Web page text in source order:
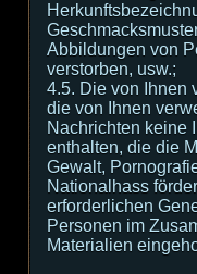
Abbildungen von
verstorben, usw.;
4.5. Die von Ihnen
die von Ihnen
Nachrichten keine
enthalten, die die
Gewalt,
Nationalhass
erforderlichen
Personen im
Materialien